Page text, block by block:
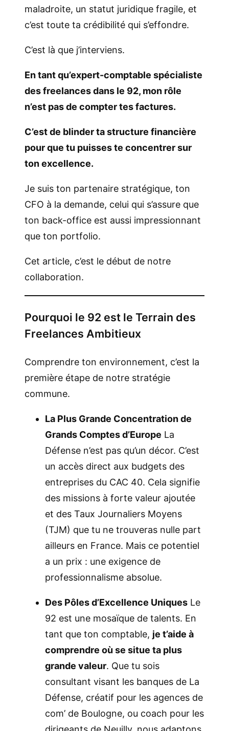
maladroite, un statut juridique fragile, et
c’est toute ta crédibilité qui s’effondre.
C’est là que j’interviens.
En tant qu’expert-comptable spécialiste
des freelances dans le 92, mon rôle
n’est pas de compter tes factures.
C’est de blinder ta structure financière
pour que tu puisses te concentrer sur
ton excellence.
Je suis ton partenaire stratégique, ton
CFO à la demande, celui qui s’assure que
ton back-office est aussi impressionnant
que ton portfolio.
Cet article, c’est le début de notre
collaboration.
Pourquoi le 92 est le Terrain des
Freelances Ambitieux
Comprendre ton environnement, c’est la
première étape de notre stratégie
commune.
La Plus Grande Concentration de
Grands Comptes d’Europe La
Défense n’est pas qu’un décor. C’est
un accès direct aux budgets des
entreprises du CAC 40. Cela signifie
des missions à forte valeur ajoutée
et des Taux Journaliers Moyens
(TJM) que tu ne trouveras nulle part
ailleurs en France. Mais ce potentiel
a un prix : une exigence de
professionnalisme absolue.
Des Pôles d’Excellence Uniques Le
92 est une mosaïque de talents. En
tant que ton comptable, je t’aide à
comprendre où se situe ta plus
grande valeur. Que tu sois
consultant visant les banques de La
Défense, créatif pour les agences de
com’ de Boulogne, ou coach pour les